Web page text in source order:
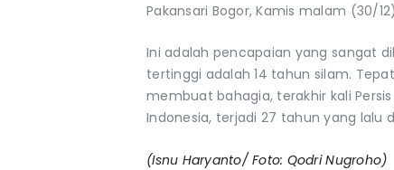
Pakansari Bogor, Kamis malam (30/
Ini adalah pencapaian yang sangat
tertinggi adalah 14 tahun silam.
membuat bahagia, terakhir kali
Indonesia, terjadi 27 tahun yang lalu
(Isnu Haryanto/ Foto: Qodri Nugroho)